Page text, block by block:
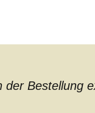
Bestellung